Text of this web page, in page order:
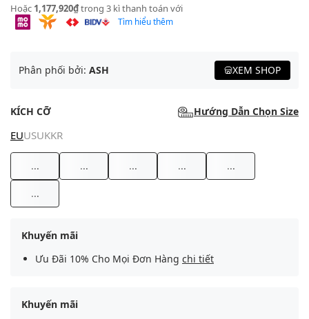
Hoặc 1,177,920₫trong 3 kì thanh toán với
Tìm hiểu thêm
Phân phối bởi: ASH XEM SHOP
KÍCH CỠ Hướng Dẫn Chọn Size
EUUSUKKR
... ... ... ... ...
...
Khuyến mãi
Ưu Đãi 10% Cho Mọi Đơn Hàng chi tiết
Khuyến mãi